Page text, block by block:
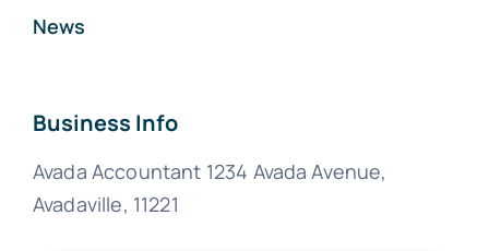
News
Business Info
Avada Accountant 1234 Avada Avenue,
Avadaville, 11221